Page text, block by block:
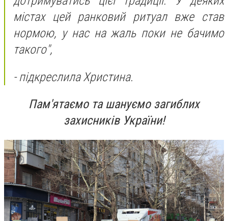
містах цей ранковий ритуал вже став
нормою, у нас на жаль поки не бачимо
такого",
- підкреслила Христина.
Пам'ятаємо та шануємо загиблих
захисників України!